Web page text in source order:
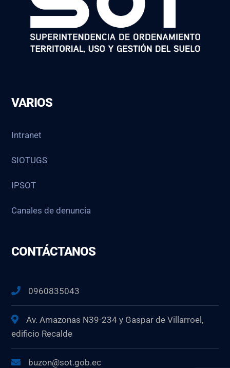
VARIOS
Intranet
SIOTUGS
IPSOT
Canales de denuncia
CONTÁCTANOS
0960835043
Av. Amazonas N39-234 y Gaspar de Villarroel,
edificio Recalde
buzon@sot.gob.ec